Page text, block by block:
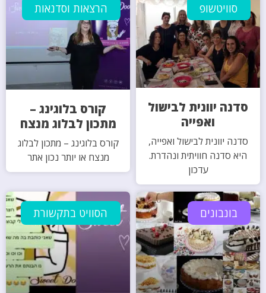
סוויטשופ
סדנה יוונית לבישול
ואפייה
סדנה יוונית לבישול ואפייה,
היא סדנה חוויתית ונהדרת.
עדכון
הרצאות וסדנאות
קורס בלוגינג –
מתכון לבלוג מנצח
קורס בלוגינג – מתכון לבלוג
מנצח או יותר נכון אתר
בונבונים הסוויט בתקשורת